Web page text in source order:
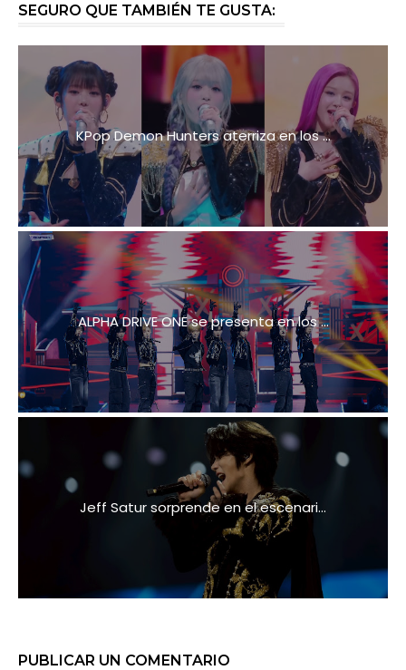
SEGURO QUE TAMBIÉN TE GUSTA:
KPop Demon Hunters aterriza en los ...
ALPHA DRIVE ONE se presenta en los ...
Jeff Satur sorprende en el escenari...
PUBLICAR UN COMENTARIO